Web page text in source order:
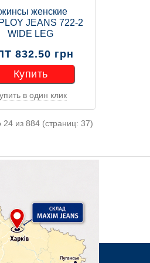
женские
JEANS 722-2
WIDE LEG
832.50 грн
Купить
Купить
в один клик
24 из 884 (страниц: 37)